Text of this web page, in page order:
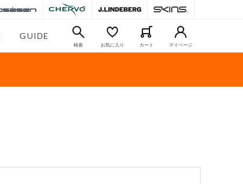
GUIDE
検索 お気に入り カート マイページ